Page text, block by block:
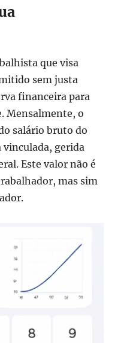
que visa
sem justa
financeira para
Mensalmente, o
salário bruto do
gerida
Este valor não é
mas sim